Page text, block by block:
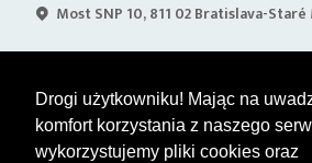
Drogi użytkowniku! Mając na
komfort korzystania z naszego
wykorzystujemy pliki cookies oraz
Most SNP 10, 811 02 Bratislava-Staré
Warto zobaczyć Serwisy
Bary Zakwaterowanie Tory Zloty
Targi Giełdy Szkolenia